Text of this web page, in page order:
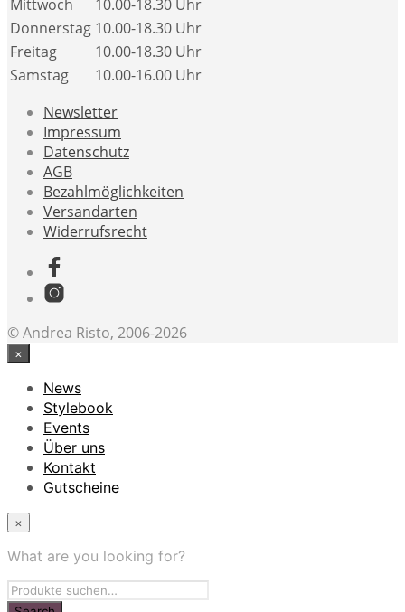
Mittwoch
10.00-18.30 Uhr
Donnerstag 10.00-18.30 Uhr
Freitag
10.00-18.30 Uhr
Samstag
10.00-16.00 Uhr
Newsletter
Impressum
Datenschutz
AGB
Bezahlmöglichkeiten
Versandarten
Widerrufsrecht
© Andrea Risto, 2006-2026
×
News
Stylebook
Events
Über uns
Kontakt
Gutscheine
×
What are you looking for?